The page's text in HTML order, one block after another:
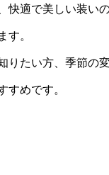
快適で美しい装い
す。
りたい方、季節の
すめです。